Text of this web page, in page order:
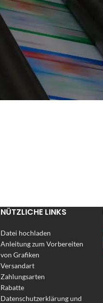
NÜTZLICHE LINKS
Datei hochladen
Anleitung zum Vorbereiten
von Grafiken
Versandart
Zahlungsarten
Rabatte
Datenschutzerklärung und